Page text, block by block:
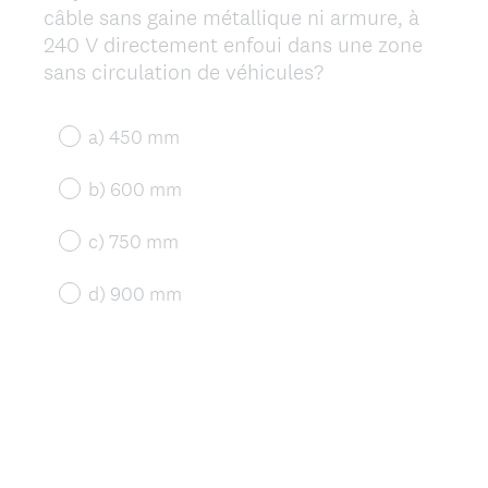
Title
câble sans gaine métallique ni armure, à
240 V directement enfoui dans une zone
sans circulation de véhicules?
a) 450 mm
b) 600 mm
c) 750 mm
d) 900 mm